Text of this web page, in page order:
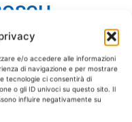
e/o accedere alle informazioni
di navigazione e per mostrare
tecnologie ci consentirà di
o gli ID univoci su questo sito. Il
influire negativamente su
DI